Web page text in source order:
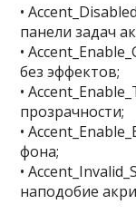
•
панели задач
•
без эффектов;
•
прозрачности;
•
фона;
•
наподобие